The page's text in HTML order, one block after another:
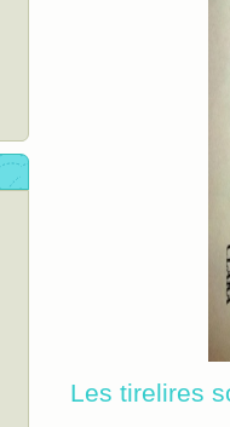
Les tirelires